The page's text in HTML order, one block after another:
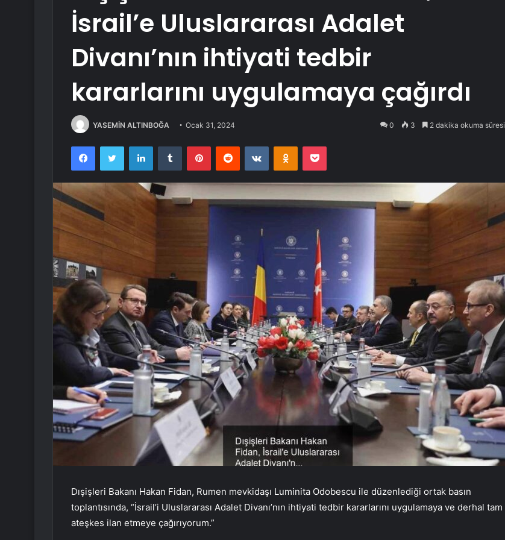
İsrail’e Uluslararası Adalet
Divanı’nın ihtiyati tedbir
kararlarını uygulamaya çağırdı
YASEMİN ALTINBOĞA Ocak 31, 2024 0 3 2 dakika okuma süresi
FacebookTwitter LinkedInTumblr PinterestReddit VKontakteOdnoklassniki
Pocket
Dışişleri Bakanı Hakan Fidan, Rumen mevkidaşı Luminita Odobescu ile düzenlediği ortak basın
toplantısında, “İsrail’i Uluslararası Adalet Divanı’nın ihtiyati tedbir kararlarını uygulamaya ve derhal tam
ateşkes ilan etmeye çağırıyorum.”